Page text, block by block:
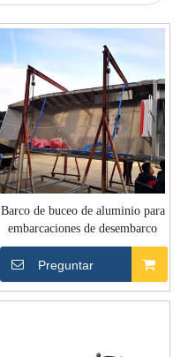
Barco de buceo de aluminio para
embarcaciones de desembarco
Preguntar